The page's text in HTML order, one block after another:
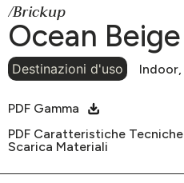
/Brickup
Ocean Beige
Destinazioni d'uso Indoor,
PDF Gamma
PDF Caratteristiche Tecniche
Scarica Materiali